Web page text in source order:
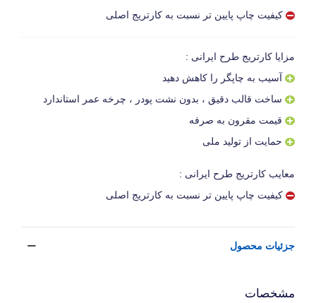
کیفیت چاپ پایین تر نسبت به کارتریج اصلی
مزایا کارتریج طرح ایرانی :
آسیب به چاپگر را کاهش دهید
ساخت قالب دقیق ، بدون نشت پودر ، چرخه عمر استاندارد
قیمت مقرون به صرفه
حمایت از تولید ملی
معایب کارتریج طرح ایرانی :
کیفیت چاپ پایین تر نسبت به کارتریج اصلی
جزئیات محصول
مشخصات